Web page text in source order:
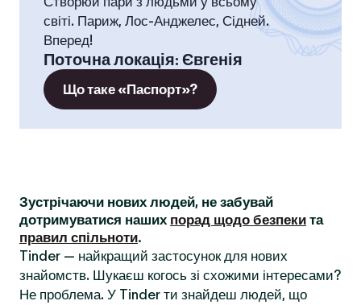
світі. Париж, Лос-Анджелес, Сідней.
Вперед!
Поточна локація: Євгенія
Що таке «Паспорт»?
Зустрічаючи нових людей, не забувай
дотримуватися наших порад щодо безпеки та
правил спільноти.
Tinder — найкращий застосунок для нових
знайомств. Шукаєш когось зі схожими інтересами?
Не проблема. У Tinder ти знайдеш людей, що